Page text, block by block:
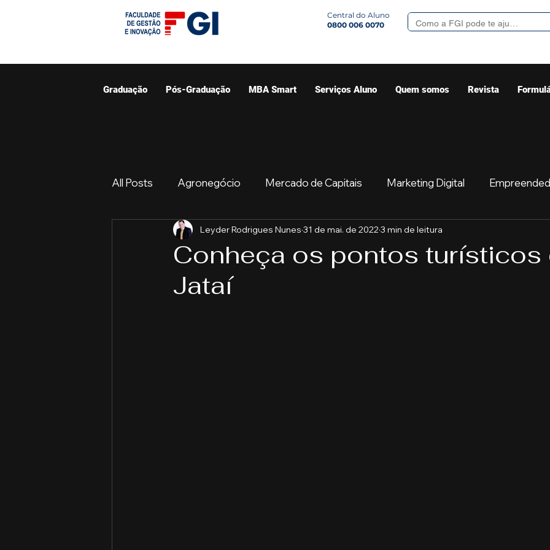
Central do Aluno
0800 006 0070
Graduação Pós-Graduação MBA Smart Serviços Aluno Quem somos Revista
All Posts Agronegócio Mercado de Capitais Marketing Digital
Graduação Resumo do Mercado Sua comunidade Começar
Ciências Contábeis
Conheça os pontos turísticos
Jataí
Leyder Rodrigues Nunes 31 de mai. de 2022 3 min de leitura